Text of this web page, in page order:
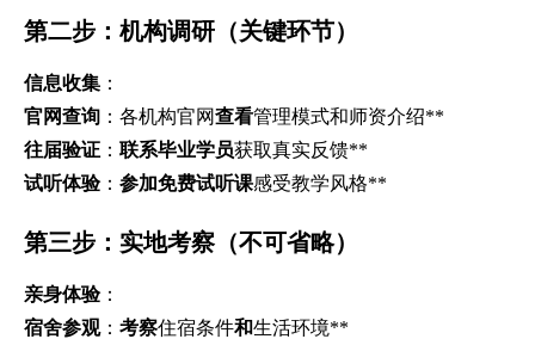
第二步：机构调研（关键环节）
信息收集 ：
官网查询 ：各机构官网查看管理模式和师资介绍**
往届验证 ： 联系毕业学员获取真实反馈**
试听体验： 参加免费试听课感受教学风格**
第三步：实地考察（不可省略）
亲身体验：
宿舍参观： 考察住宿条件和生活环境**